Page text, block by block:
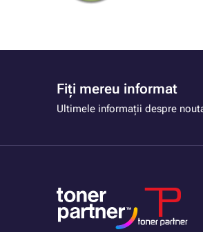
Fiți mereu informat
Ultimele informații despre